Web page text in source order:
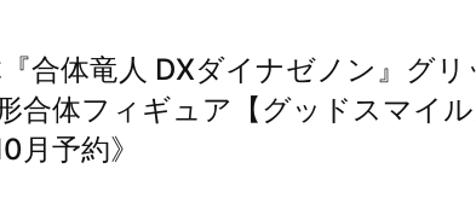
『合体竜人 DXダイナゼノン』グリ
合体フィギュア【グッドスマイ
月予約》